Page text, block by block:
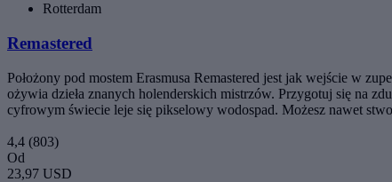
Rotterdam
Remastered
Położony pod mostem Erasmusa Remastered jest jak wejście w
ożywia dzieła znanych holenderskich mistrzów. Przygotuj się na
cyfrowym świecie leje się pikselowy wodospad. Możesz nawet
4,4 (803)
Od
23,97 USD